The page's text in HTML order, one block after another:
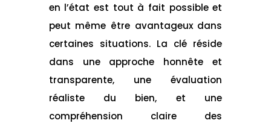
en l’état est tout à fait possible et
peut même être avantageux dans
certaines situations. La clé réside
dans une approche honnête et
transparente, une évaluation
réaliste du bien, et une
compréhension claire des